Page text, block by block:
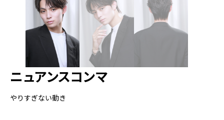
ニュアンスコンマ
やりすぎない動き